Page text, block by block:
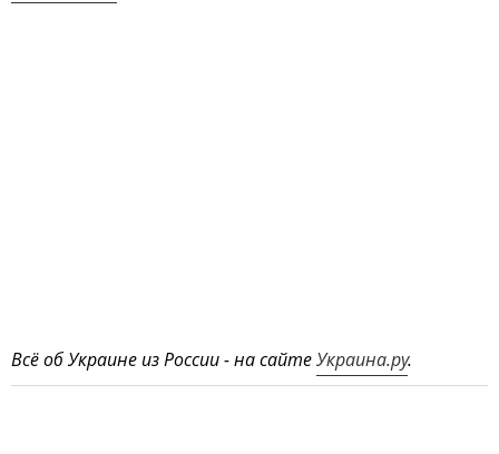
Всё об Украине из России - на сайтеУкраина.ру.